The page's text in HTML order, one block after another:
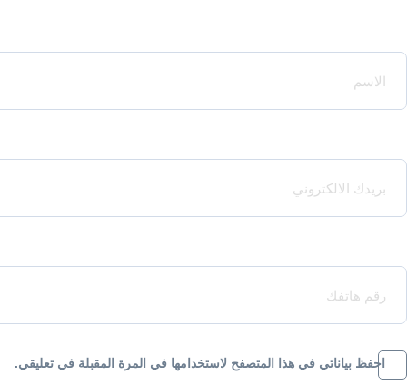
احفظ بياناتي في هذا المتصفح لاستخدامها في المرة المقبلة في تعليقي.